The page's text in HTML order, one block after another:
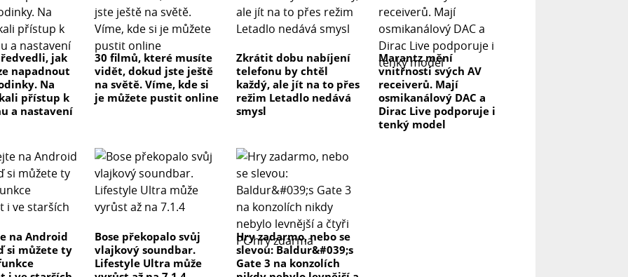
jak
napadnout
Na
přístup k
a nastavení
30 filmů, které musíte
vidět, dokud jste ještě
na světě. Víme, kde si
je můžete pustit online
Zkrátit dobu nabíjení
telefonu by chtěl
každý, ale jít na to přes
režim Letadlo nedává
smysl
Marantz mění
vnitřnosti svých AV
receiverů. Mají
osmikanálový DAC a
Dirac Live podporuje i
tenký model
na Android
si můžete ty
Bose překopalo svůj
vlajkový soundbar.
Lifestyle Ultra může
Hry zadarmo, nebo se
slevou: Baldur&#039;s
Gate 3 na konzolích